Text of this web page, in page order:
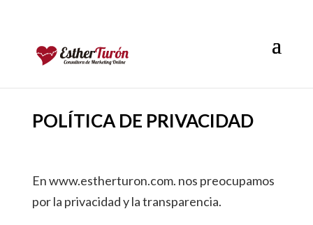
POLÍTICA DE PRIVACIDAD
En www.estherturon.com. nos preocupamos
por la privacidad y la transparencia.